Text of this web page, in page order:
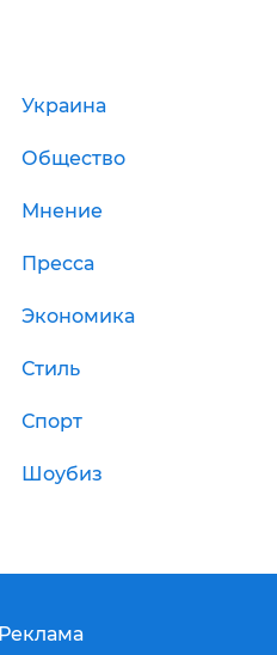
Украина
Общество
Мнение
Пресса
Экономика
Стиль
Спорт
Шоубиз
Реклама